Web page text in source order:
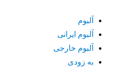
آلبوم
آلبوم ایرانی
آلبوم خارجی
به زودی